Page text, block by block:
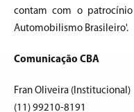
contam com o
Automobilismo Brasileiro'.
Comunicação CBA
Fran Oliveira (Institucional)
(11) 99210-8191